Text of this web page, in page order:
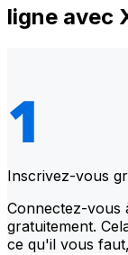
ligne avec
Inscrivez-vous
Connectez-vous
gratuitement.
ce qu'il vous